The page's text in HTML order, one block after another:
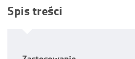
Spis treści